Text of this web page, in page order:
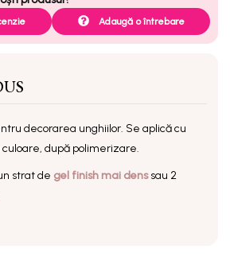
Adaugă o întrebare
decorarea unghiilor. Se aplică cu
culoare, după polimerizare.
strat de gel finish mai denssau 2